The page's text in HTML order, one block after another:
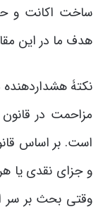
ساخت اکانت و
هدف ما در این
نکتۀ
مزاحمت در قانون
است. بر اساس
و جزای نقدی یا
وقتی بحث بر سر